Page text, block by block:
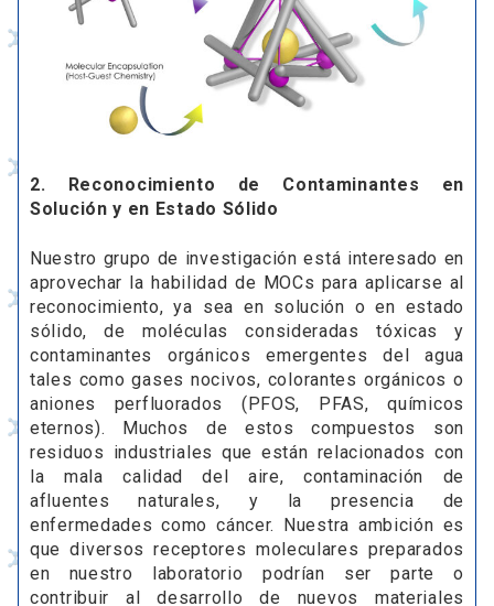
2. Reconocimiento de Contaminantes en
Solución y en Estado Sólido
Nuestro grupo de investigación está interesado en
aprovechar la habilidad de MOCs para aplicarse al
reconocimiento, ya sea en solución o en estado
sólido, de moléculas consideradas tóxicas y
contaminantes orgánicos emergentes del agua
tales como gases nocivos, colorantes orgánicos o
aniones perfluorados (PFOS, PFAS, químicos
eternos). Muchos de estos compuestos son
residuos industriales que están relacionados con
la mala calidad del aire, contaminación de
afluentes naturales, y la presencia de
enfermedades como cáncer. Nuestra ambición es
que diversos receptores moleculares preparados
en nuestro laboratorio podrían ser parte o
contribuir al desarrollo de nuevos materiales